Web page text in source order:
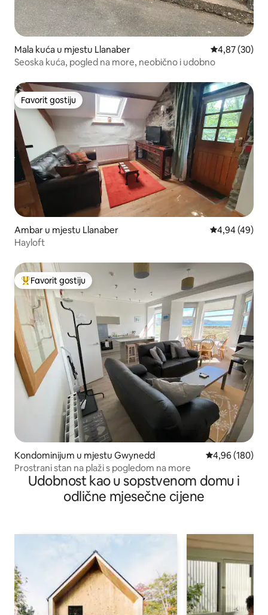
Mala kuća u mjestu Llanaber prosječna
4,87 (30)
Seoska kuća, pogled na more, neobično i udobno
Favorit gostiju
Favorit gostiju
Ambar u mjestu Llanaber prosječna
4,94 (49)
Hayloft
Glavni favorit gostiju
Favorit gostiju
Kondominijum u mjestu Gwynedd prosječna
4,96 (180)
Prostrani stan na plaži s pogledom na more
Udobnost kao u sopstvenom domu i
odlične mjesečne cijene